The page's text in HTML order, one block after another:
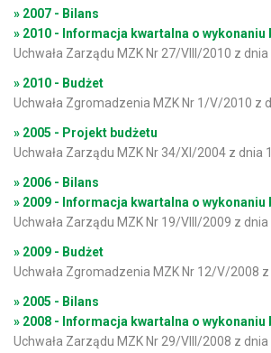
» 2007 - Bilans
» 2010 - Informacja kwartalna o wykonaniu
Uchwała Zarządu MZK Nr 27/VIII/2010 z
» 2010 - Budżet
Uchwała Zgromadzenia MZK Nr 1/V/2010 z
» 2005 - Projekt budżetu
Uchwała Zarządu MZK Nr 34/XI/2004 z dnia
» 2006 - Bilans
» 2009 - Informacja kwartalna o wykonaniu
Uchwała Zarządu MZK Nr 19/VIII/2009 z dnia
» 2009 - Budżet
Uchwała Zgromadzenia MZK Nr 12/V/2008 z
» 2005 - Bilans
» 2008 - Informacja kwartalna o wykonaniu
Uchwała Zarządu MZK Nr 29/VIII/2008 z dnia